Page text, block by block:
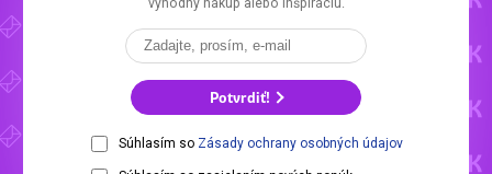
výhodný nákup alebo inšpiráciu.
Potvrdiť!
Súhlasím so Zásady ochrany osobných údajov